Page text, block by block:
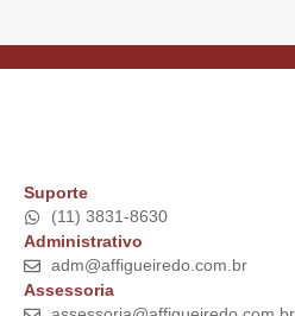
Suporte
(11) 3831-8630
Administrativo
adm@affigueiredo.com.br
Assessoria